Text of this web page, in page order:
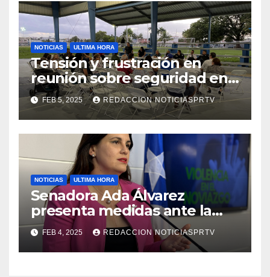
NOTICIAS ULTIMA HORA
Tensión y frustración en
reunión sobre seguridad en
Reparto Metropolitano
FEB 5, 2025 REDACCION NOTICIASPRTV
NOTICIAS ULTIMA HORA
Senadora Ada Álvarez
presenta medidas ante la
violencia en el noviazgo
FEB 4, 2025 REDACCION NOTICIASPRTV